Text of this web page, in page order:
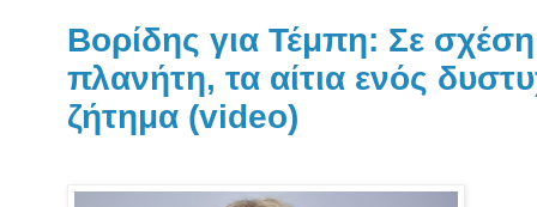
Βορίδης για Τέμπη: Σε
πλανήτη, τα αίτια ενός
ζήτημα (video)